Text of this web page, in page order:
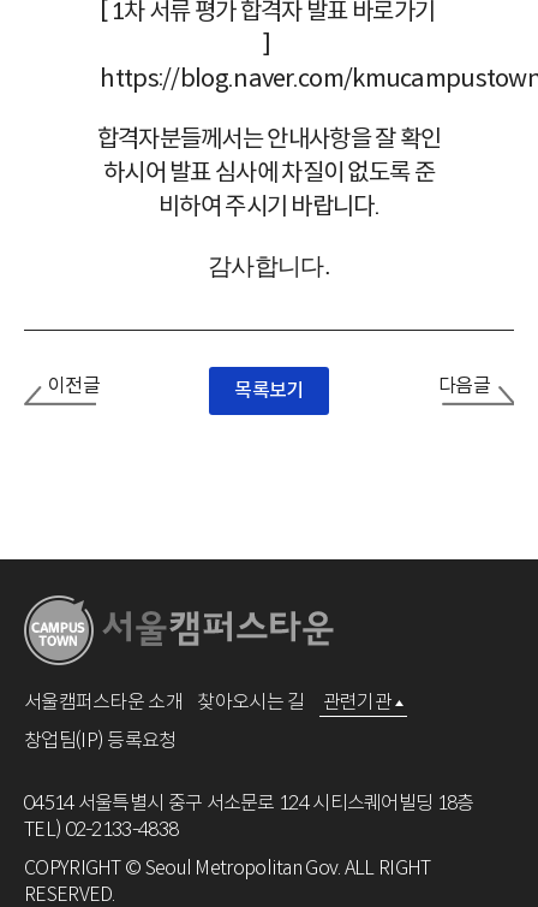
[ 1차 서류 평가 합격자 발표 바로가기
]
https://blog.naver.com/
합격자분들께서는 안내사항을 잘 확인
하시어 발표 심사에 차질이 없도록 준
비하여 주시기 바랍니다.
감사합니다.
이전글 목록보기 다음글
서울캠퍼스타운 소개 찾아오시는 길
관련기관
창업팀(IP) 등록요청
04514 서울특별시 중구 서소문로 124 시티스퀘어빌딩 18층
TEL) 02-2133-4838
COPYRIGHT © Seoul Metropolitan Gov. ALL RIGHT
RESERVED.